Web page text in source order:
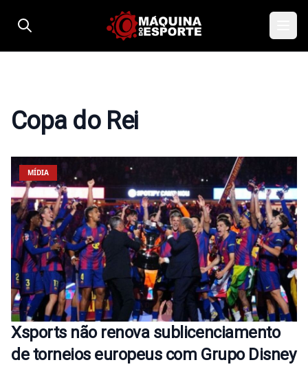
Copa do Rei
MÍDIA
Xsports não renova sublicenciamento
de torneios europeus com Grupo Disney